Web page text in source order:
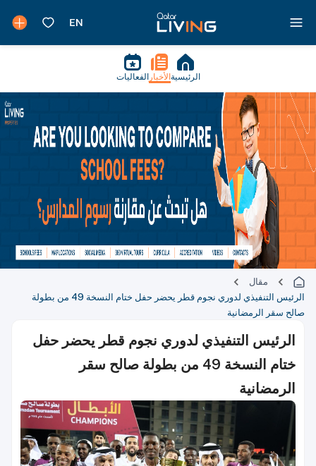
الرئيسية الأخبار الفعاليات
مقال
الرئيس التنفيذي لدوري نجوم قطر يحضر حفل ختام النسخة 49 من بطولة
صالح سقر الرمضانية
الرئيس التنفيذي لدوري نجوم قطر يحضر حفل
ختام النسخة 49 من بطولة صالح سقر
الرمضانية